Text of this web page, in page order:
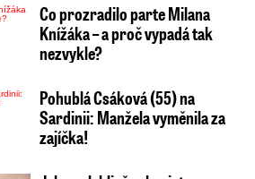
Co prozradilo parte Milana
Knížáka – a proč vypadá tak
nezvykle?
Pohublá Csáková (55) na
Sardinii: Manžela vyměnila za
zajíčka!